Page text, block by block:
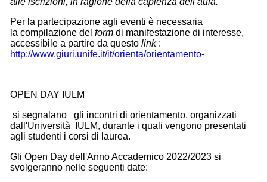
Per la partecipazione agli eventi è necessaria
la compilazione del form di manifestazione di interesse,
accessibile a partire da questo link :
http://www.giuri.unife.it/it/orienta/orientamento-
OPEN DAY IULM
si segnalano gli incontri di orientamento, organizzati
dall'Università IULM, durante i quali vengono presentati
agli studenti i corsi di laurea.
Gli Open Day dell'Anno Accademico 2022/2023 si
svolgeranno nelle seguenti date: